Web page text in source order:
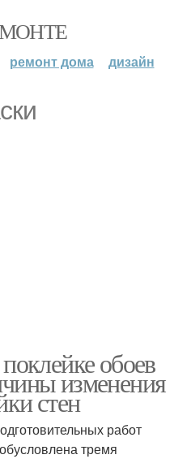
ремонт дома дизайн
обоев
изменения
стен
работ
тремя